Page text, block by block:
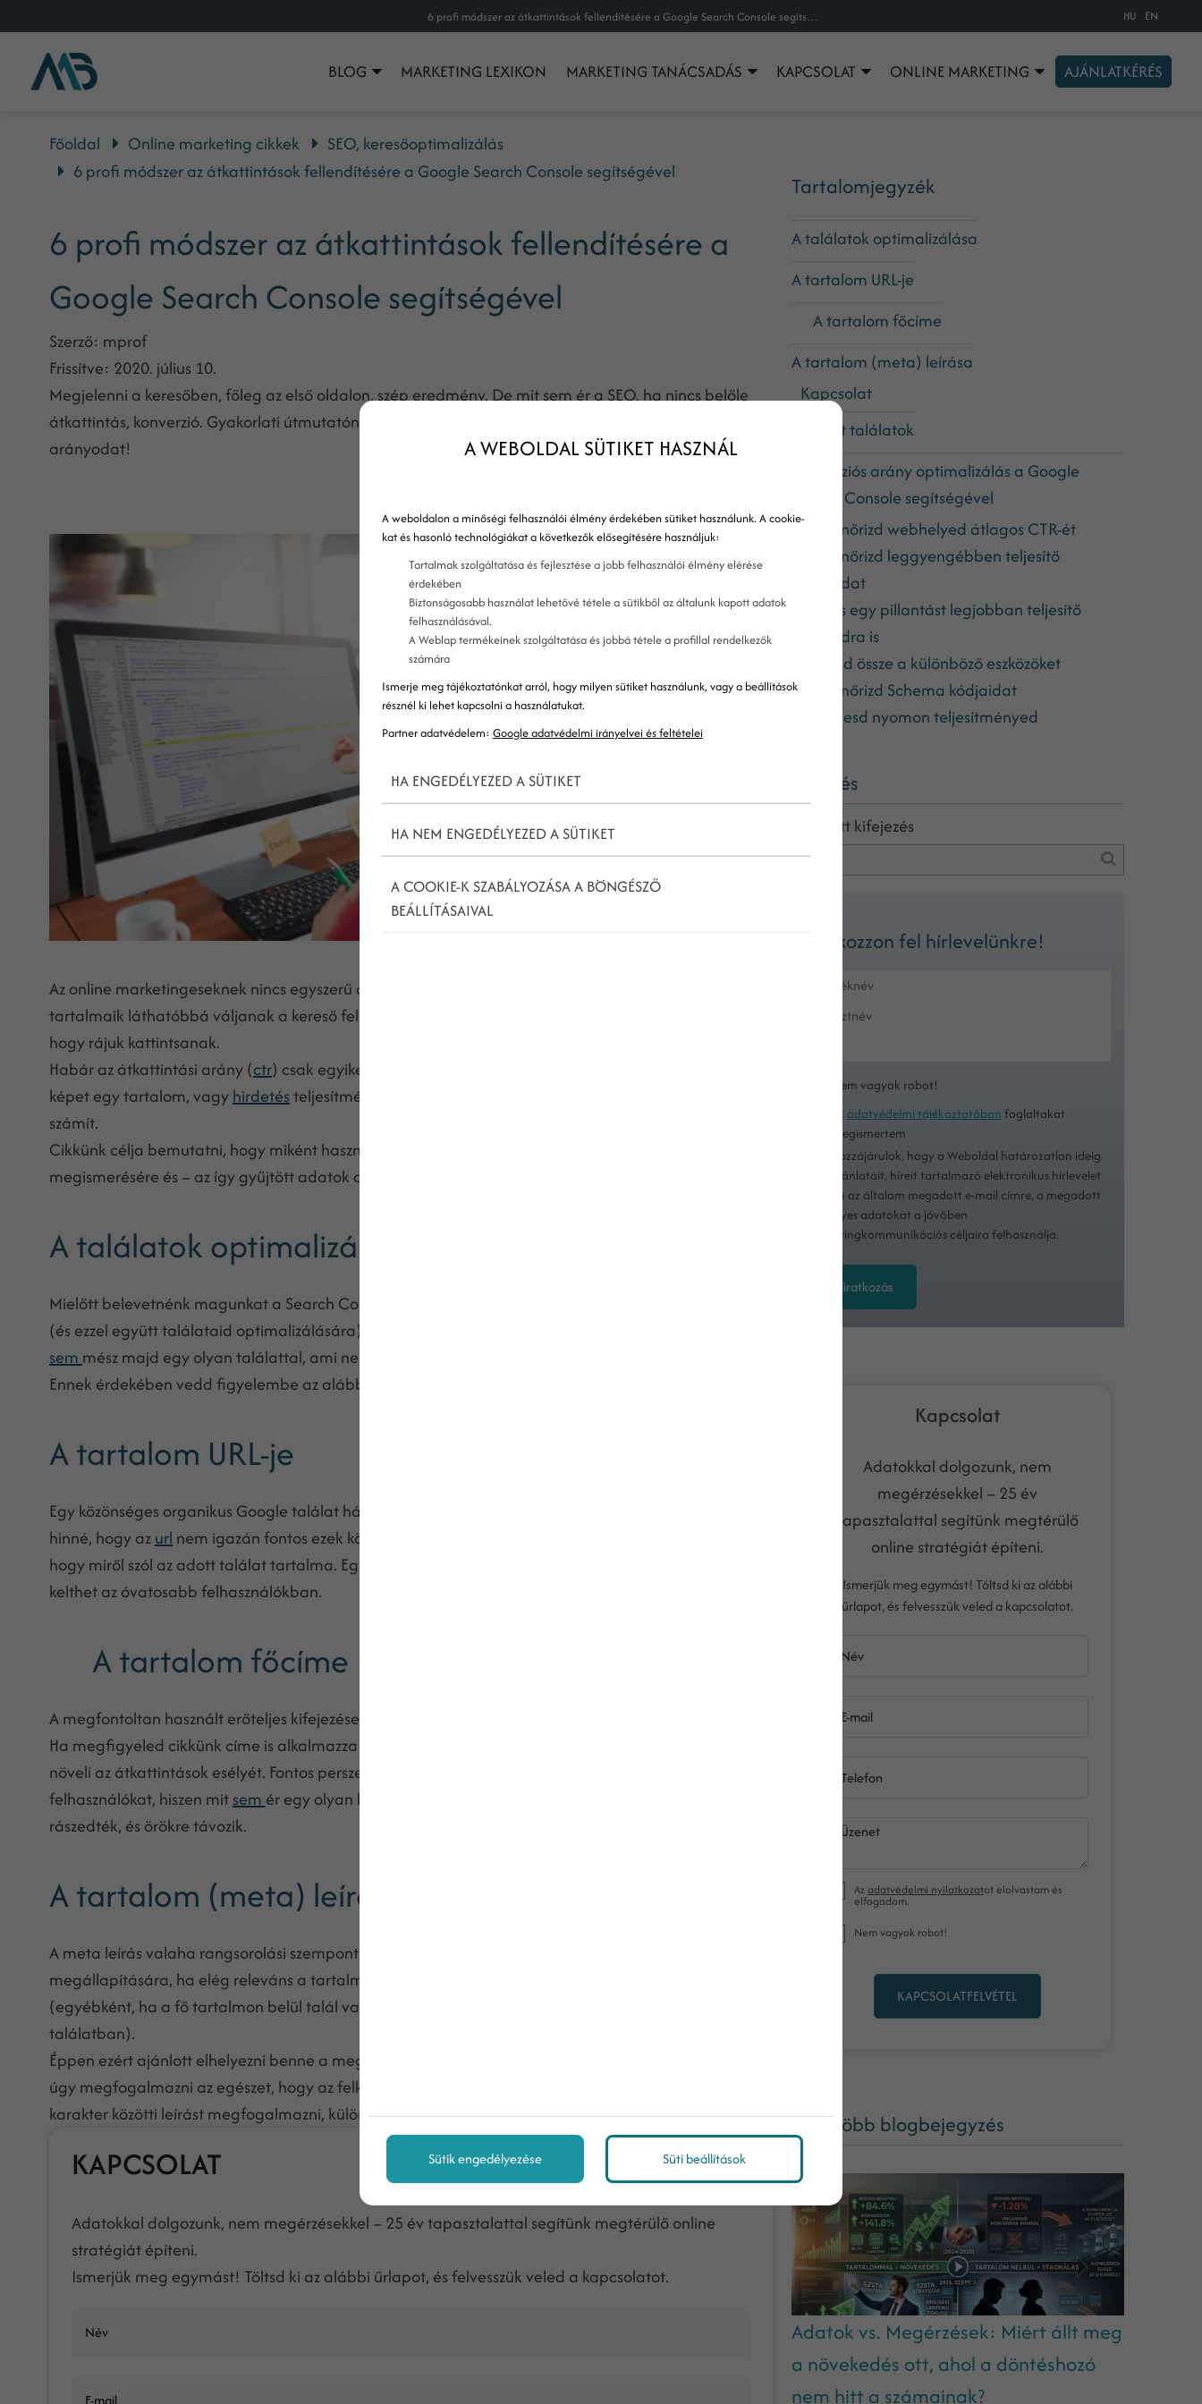
6 profi módszer az átkattintások fellendítésére a Google Search Console segítségével HU EN
BLOG MARKETING LEXIKON MARKETING TANÁCSADÁS KAPCSOLAT ONLINE MARKETING AJÁNLATKÉRÉS
Főoldal Online marketing cikkek
SEO, keresőoptimalizálás
6 profi módszer az átkattintások fellendítésére a Google Search Console segítségével
6 profi módszer az átkattintások fellendítésére a
Google Search Console segítségével
Szerző: mprof
Frissítve: 2020. július 10.
Megjelenni a keresőben, főleg az első oldalon, szép eredmény. De mit sem ér a SEO, ha nincs belőle
átkattintás, konverzió. Gyakorlati útmutatónk segítségével te is drasztikusan javíthatod átkattintási
arányodat!
Az online marketingeseknek nincs egyszerű dolguk, hisz nem elég csak azon dolgozniuk, hogy
tartalmaik láthatóbbá váljanak a kereső felhasználók számára (
hogy rájuk kattintsanak.
Habár az átkattintási arány (ctr) csak egyike a rengeteg mutatónak, amelyek együttesen adnak
képet egy tartalom, vagyhirdetésteljesítményéről, kétségtelenül az egyik legfontosabb tényezőnek
számít.
Cikkünk célja bemutatni, hogy miként használhatod a
megismerésére és – az így gyűjtött adatok alapján – fellendítésére.
A találatok optimalizálása
Mielőtt belevetnénk magunkat a Search Console felfedezésébe, ejtenünk kell néhány szót tartalmaid
(és ezzel együtt találataid optimalizálására). Habár a statisztikák elemzése sokat segíthet, semmire
sem mész majd egy olyan találattal, ami nem ösztönzi kattintásra az embereket.
Ennek érdekében vedd figyelembe az alábbiakat, valahányszor tartalmat publikálsz webhelyeden…
A tartalom URL-je
Egy közönséges organikus Google találat három elemből áll: főcím,
hinné, hogy azurl nem igazán fontos ezek közül, pedig ez tévedés, hiszen ennek is tükröznie kell azt,
hogy miről szól az adott találat tartalma. Egy nem túl beszédes, vagy kivehetetlen URL akár gyanút is
kelthet az óvatosabb felhasználókban.
A tartalom főcíme
A megfontoltan használt erőteljes kifejezések képesek kattintásra ösztönözni a kereső felhasználókat.
Ha megfigyeled cikkünk címe is alkalmazza ezt, ráadásul még egy számot is tartalmaz, ami tovább
növeli az átkattintások esélyét. Fontos persze nem túl sokat ígérni a címben, és „becsalni” a
felhasználókat, hiszen mitsem ér egy olyan látogató, aki néhány másodperc múlva rájön, hogy
rászedték, és örökre távozik.
A tartalom (meta) leírása
A meta leírás valaha rangsorolási szempont volt, de még ha
megállapítására, ha elég releváns a tartalma a kereséshez, akkor megjeleníti majd a felhasználónak
(egyébként, ha a fő tartalmon belül talál valamit, akkor az jelenik majd meg a meta leírás helyén a
találatban).
Éppen ezért ajánlott elhelyezni benne a megcélzott kulcsszót, valamilyen természetes formában, és
úgy megfogalmazni az egészet, hogy az felkeltse a kereső felhasználó érdeklődését. Igyekezz 150-165
karakter közötti leírást megfogalmazni, különben a Google elrejti szöveged végét.
KAPCSOLAT
Adatokkal dolgozunk, nem megérzésekkel – 25 év tapasztalattal segítünk megtérülő online
stratégiát építeni.
Ismerjük meg egymást! Töltsd ki az alábbi űrlapot, és felvesszük veled a kapcsolatot.
Név
Tartalomjegyzék
A találatok optimalizálása
A tartalom URL-je
A tartalom főcíme
A tartalom (meta) leírása
Kapcsolat
Bővített találatok
Konverziós arány optimalizálás a Google
Search Console segítségével
1. Ellenőrizd webhelyed átlagos CTR-ét
2. Ellenőrizd leggyengébben teljesítő
oldalaidat
3. Vess egy pillantást legjobban teljesítő
oldalaidra is
4. Vesd össze a különböző eszközöket
5. Ellenőrizd Schema kódjaidat
6. Kövesd nyomon teljesítményed
Keresés
Keresett kifejezés
Iratkozzon fel hírlevelünkre!
Nem vagyok robot!
Az adatvédelmi tájékoztatóban foglaltakat
megismertem
Hozzájárulok, hogy a Weboldal határozatlan ideig
ajánlatait, híreit tartalmazó elektronikus hírlevelet
küldjön az általam megadott e-mail címre, a megadott
személyes adatokat a jövőben
marketingkommunikációs céljaira felhasználja.
Feliratkozás
Kapcsolat
Adatokkal dolgozunk, nem
megérzésekkel – 25 év
tapasztalattal segítünk megtérülő
online stratégiát építeni.
Ismerjük meg egymást! Töltsd ki az alábbi
űrlapot, és felvesszük veled a kapcsolatot.
Név
E-mail
Telefon
Üzenet
Azadatvédelmi nyilatkozatot elolvastam és
elfogadom.
Nem vagyok robot!
KAPCSOLATFELVÉTEL
Még több blogbejegyzés
Adatok vs. Megérzések: Miért állt meg
a növekedés ott, ahol a döntéshozó
nem hitt a számainak?
A WEBOLDAL SÜTIKET HASZNÁL
A weboldalon a minőségi felhasználói élmény érdekében sütiket használunk. A cookie-
kat és hasonló technológiákat a következők elősegítésére használjuk:
Tartalmak szolgáltatása és fejlesztése a jobb felhasználói élmény elérése
érdekében
Biztonságosabb használat lehetővé tétele a sütikből az általunk kapott adatok
felhasználásával.
A Weblap termékeinek szolgáltatása és jobbá tétele a profillal rendelkezők
számára
Ismerje meg tájékoztatónkat arról, hogy milyen sütiket használunk, vagy a beállítások
résznél ki lehet kapcsolni a használatukat.
Partner adatvédelem: Google adatvédelmi irányelvei és feltételei
HA ENGEDÉLYEZED A SÜTIKET
HA NEM ENGEDÉLYEZED A SÜTIKET
A COOKIE-K SZABÁLYOZÁSA A BÖNGÉSZŐ
BEÁLLÍTÁSAIVAL
Sütik engedélyezése Süti beállítások